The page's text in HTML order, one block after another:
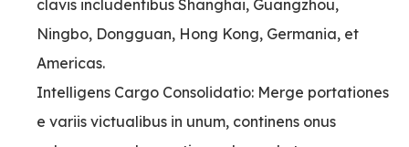
clavis includentibus Shanghai, Guangzhou,
Ningbo, Dongguan, Hong Kong, Germania, et
Americas.
Intelligens Cargo Consolidatio: Merge portationes
e variis victualibus in unum, continens onus